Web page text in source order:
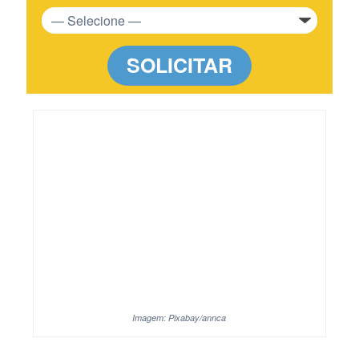
SOLICITAR
Imagem: Pixabay/annca